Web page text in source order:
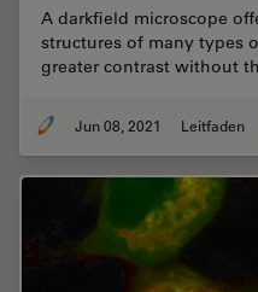
A darkfield microscope
structures of many types
greater contrast without
Jun 08, 2021 Leitfaden